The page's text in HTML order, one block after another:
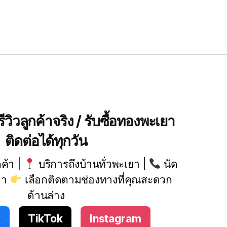
วิวลูกค้าจริง / รับซื้อทองพะเยา
ติดต่อได้ทุกวัน
า | บริการถึงบ้านทั่วพะเยา |
นัด
เลือกติดตามช่องทางที่คุณสะดวก
ด้านล่าง
TikTok Instagram